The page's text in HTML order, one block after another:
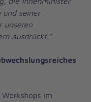
und seiner
unseren
ausdrückt.”
im